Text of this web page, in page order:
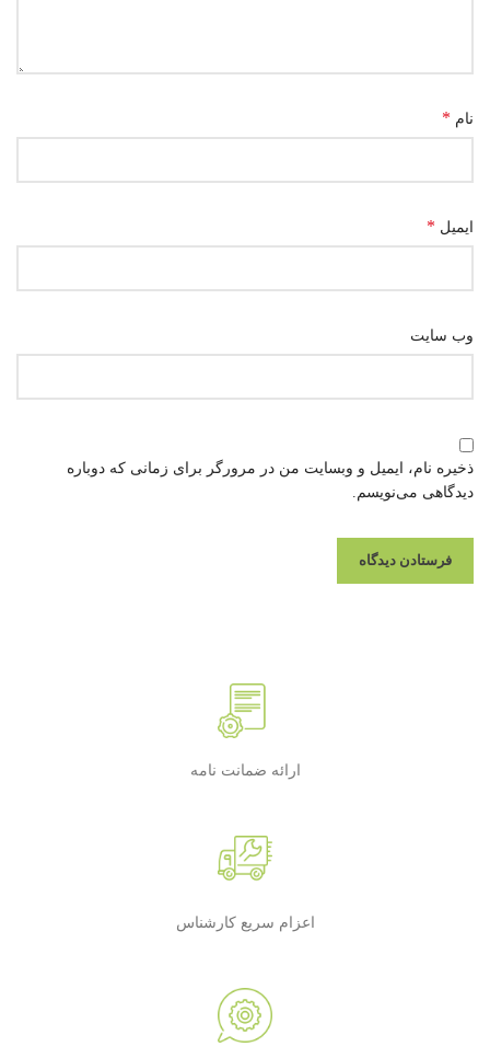
نام *
ایمیل *
وب‌ سایت
ذخیره نام، ایمیل و وبسایت من در مرورگر برای زمانی که دوباره
دیدگاهی می‌نویسم.
ارائه ضمانت نامه
اعزام سریع کارشناس